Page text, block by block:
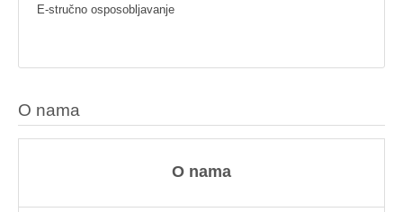
E-stručno osposobljavanje
O nama
O nama